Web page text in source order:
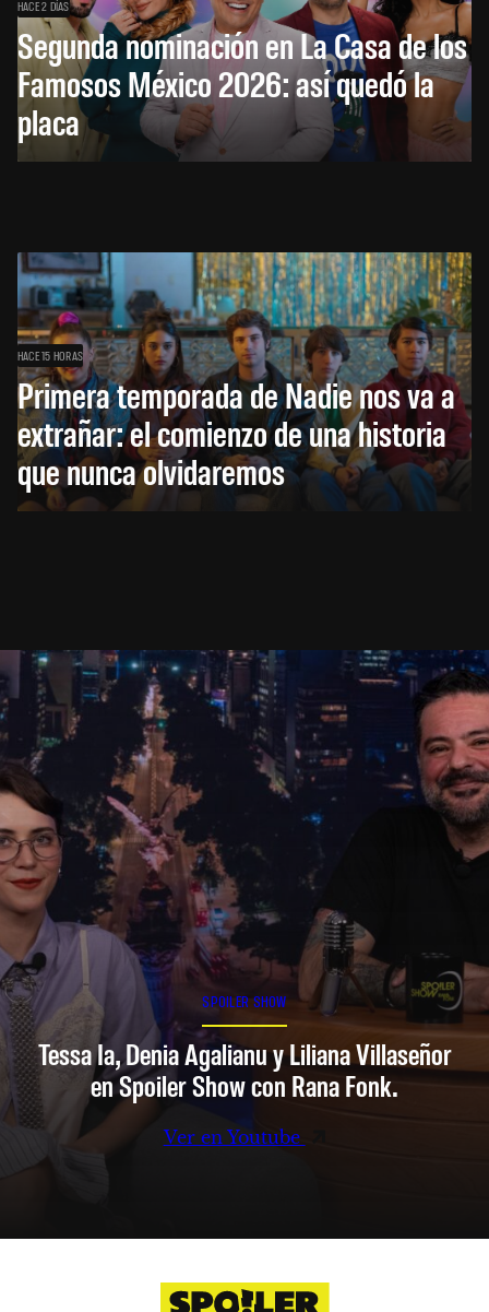
HACE 2 DÍAS
Segunda nominación en La Casa de los
Famosos México 2026: así quedó la
placa
HACE 15 HORAS
Primera temporada de Nadie nos va a
extrañar: el comienzo de una historia
que nunca olvidaremos
SPOILER SHOW
Tessa Ia, Denia Agalianu y Liliana Villaseñor
en Spoiler Show con Rana Fonk.
Ver en Youtube